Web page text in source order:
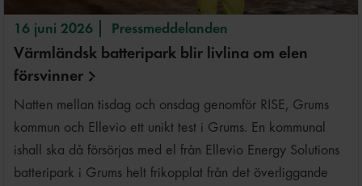
16 juni 2026 Pressmeddelanden
Värmländsk batteripark blir livlina om elen
försvinner
Natten mellan tisdag och onsdag genomför RISE, Grums
kommun och Ellevio ett unikt test i Grums. En kommunal
ishall ska då försörjas med el från Ellevio Energy Solutions
batteripark i Grums helt frikopplat från det överliggande